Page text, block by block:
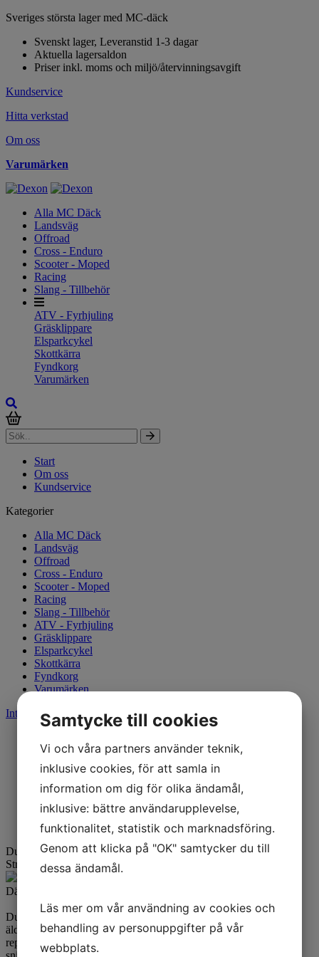
Sveriges största lager med MC-däck
Svenskt lager, Leveranstid 1-3 dagar
Aktuella lagersaldon
Priser inkl. moms och miljö/återvinningsavgift
Kundservice
Hitta verkstad
Om oss
Varumärken
Alla MC Däck
Landsväg
Offroad
Cross - Enduro
Scooter - Moped
Racing
Slang - Tillbehör
ATV - Fyrhjuling
Gräsklippare
Elsparkcykel
Skottkärra
Fyndkorg
Varumärken
Start
Om oss
Kundservice
Kategorier
Alla MC Däck
Landsväg
Offroad
Cross - Enduro
Scooter - Moped
Racing
Slang - Tillbehör
ATV - Fyrhjuling
Gräsklippare
Elsparkcykel
Skottkärra
Fyndkorg
Varumärken
Integritetspolicy
Cookies
Varumärken
Dunlop
Dunlop K82 3,25-18
Dunlop K82 3,25-18 52S TT Fram/Bak
Street & VeteranArtikelnummer:
Däck för slangmontage. Godkänt för 180 km/h.
Dunlop K82 har perfekt blandning av prestanda och ekonomi för
äldre klassiska och lättare motorcyklar. Slitbanemönstret är en
replika av TT100, det legendariska däck som blev det första att
Samtycke till cookies
Vi och våra partners använder teknik,
inklusive cookies, för att samla in
information om dig för olika ändamål,
inklusive: bättre användarupplevelse,
funktionalitet, statistik och marknadsföring.
Genom att klicka på "OK" samtycker du till
dessa ändamål.
Läs mer om vår användning av cookies och
behandling av personuppgifter på vår
webbplats.